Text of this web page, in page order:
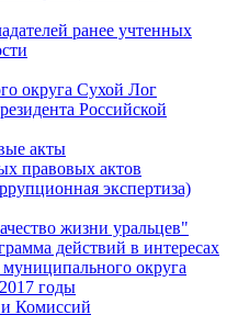
ранее учтенных
округа Сухой Лог
Российской
акты
правовых актов
экспертиза)
жизни уральцев"
действий в интересах
округа
годы
Комиссий